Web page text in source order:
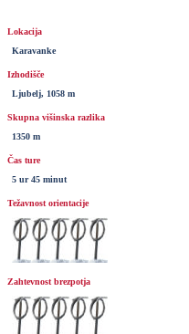
Lokacija
Karavanke
Izhodišče
Ljubelj, 1058 m
Skupna višinska razlika
1350 m
Čas ture
5 ur 45 minut
Težavnost orientacije
Zahtevnost brezpotja